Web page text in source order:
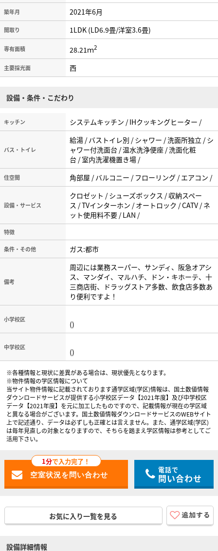
築年月 2021年6月
間取り 1LDK (LD6.9畳/洋室3.6畳)
専有面積 28.21ｍ2
主要採光面 西
設備・条件・こだわり
キッチン システムキッチン / IHクッキングヒーター /
バス・トイレ
給湯 / バストイレ別 / シャワー / 洗面所独立 / シ
ャワー付洗面台 / 温水洗浄便座 / 洗面化粧
台 / 室内洗濯機置き場 /
住空間 角部屋 / バルコニー / フローリング / エアコン /
設備・サービス
クロゼット / シューズボックス / 収納スペー
ス / TVインターホン / オートロック / CATV / ネ
ット使用料不要 / LAN /
特徴
条件・その他 ガス:都市
備考
周辺には業務スーパー、サンディ、阪急オアシ
ス、マンダイ、マルハチ、ドン・キホーテ、十
三商店街、ドラッグストア多数、飲食店多数あ
り便利ですよ！
小学校区 ()
中学校区 ()
※各種情報と現状に差異がある場合は、現状優先となります。
※物件情報の学区情報について
当サイト物件情報に記載されております通学区域(学区)情報は、国土数値情報
ダウンロードサービスが提供する小学校区データ【2021年度】及び中学校区
データ【2021年度】を元に加工したものですので、記載情報が現在の学区域
と異なる場合がございます。国土数値情報ダウンロードサービスのWEBサイト
上で記述通り、データは必ずしも正確とは言えません。また、通学区域(学区)
は毎年見直しの対象となりますので、そちらを踏まえ学区情報は参考としてご
活用下さい。
1分で入力完了！
電話で
問い合わせ
お気に入り一覧を見る
設備詳細情報